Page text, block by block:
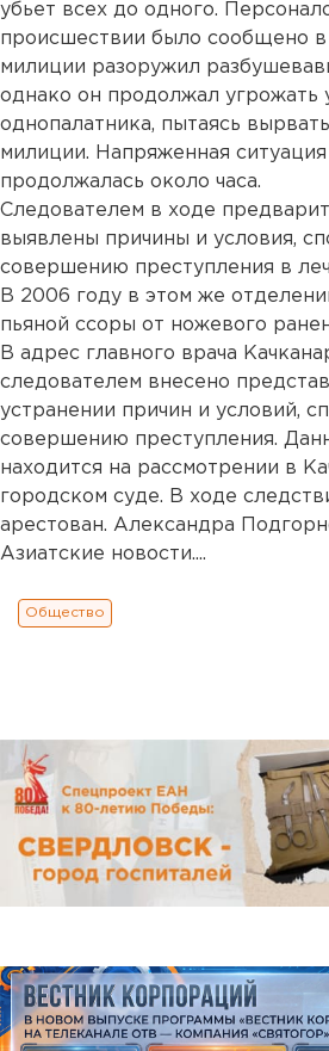
убьет всех до одного.
происшествии было сообщено
милиции разоружил
однако он продолжал угрожать
однопалатника, пытаясь
милиции. Напряженная
продолжалась около часа.
Следователем в ходе
выявлены причины и условия,
совершению преступления в
В 2006 году в этом же
пьяной ссоры от ножевого
В адрес главного врача
следователем внесено
устранении причин и условий,
совершению преступления.
находится на рассмотрении в
городском суде. В ходе
арестован. Александра
Азиатские новости....
Общество